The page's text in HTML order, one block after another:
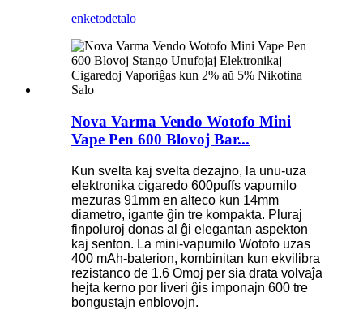
enketodetalo
Nova Varma Vendo Wotofo Mini
Vape Pen 600 Blovoj Bar...
Kun svelta kaj svelta dezajno, la unu-uza
elektronika cigaredo 600puffs vapumilo
mezuras 91mm en alteco kun 14mm
diametro, igante ĝin tre kompakta. Pluraj
finpoluroj donas al ĝi elegantan aspekton
kaj senton. La mini-vapumilo Wotofo uzas
400 mAh-baterion, kombinitan kun ekvilibra
rezistanco de 1.6 Omoj per sia drata volvaĵa
hejta kerno por liveri ĝis imponajn 600 tre
bongustajn enblovojn.